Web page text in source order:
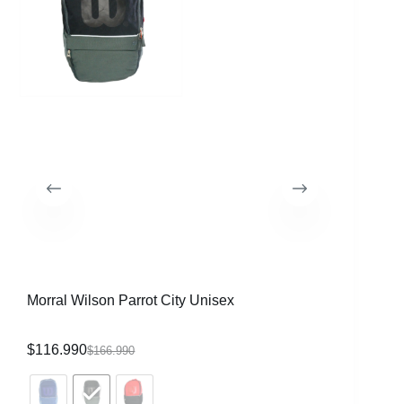
Morral Wilson Parrot City Unisex
$166.990
$116.990